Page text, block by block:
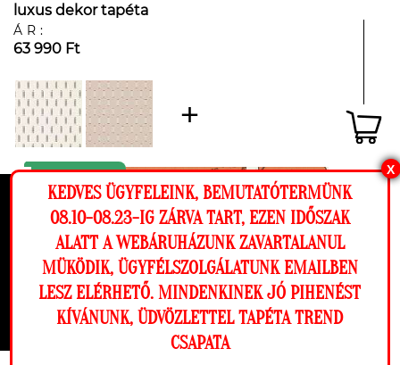
Ez a weboldal cookie-kat használ, hogy a
lehető legjobb élményt nyújtsa honlapunkon.
Beállítások
Elutasítom Engedélyezem
luxus dekor tapéta
ÁR:
63 990 Ft
X
KEDVES ÜGYFELEINK, BEMUTATÓTERMÜNK
08.10-08.23-IG ZÁRVA TART, EZEN IDŐSZAK
ALATT A WEBÁRUHÁZUNK ZAVARTALANUL
MÜKÖDIK, ÜGYFÉLSZOLGÁLATUNK EMAILBEN
LESZ ELÉRHETŐ. MINDENKINEK JÓ PIHENÉST
KÍVÁNUNK, ÜDVÖZLETTEL TAPÉTA TREND
CSAPATAMegnézem a falamon